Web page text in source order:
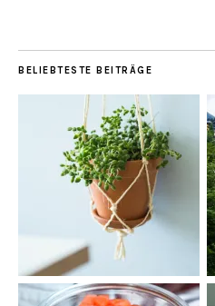
BELIEBTESTE BEITRÄGE